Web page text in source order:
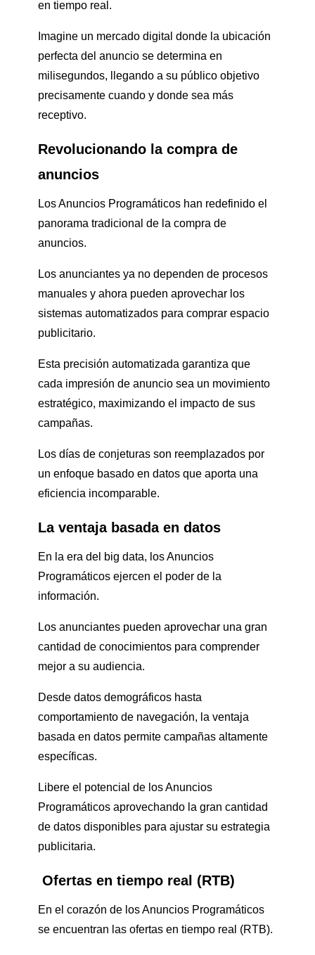
en tiempo real.
Imagine un mercado digital donde la ubicación
perfecta del anuncio se determina en
milisegundos, llegando a su público objetivo
precisamente cuando y donde sea más
receptivo.
Revolucionando la compra de
anuncios
Los Anuncios Programáticos han redefinido el
panorama tradicional de la compra de
anuncios.
Los anunciantes ya no dependen de procesos
manuales y ahora pueden aprovechar los
sistemas automatizados para comprar espacio
publicitario.
Esta precisión automatizada garantiza que
cada impresión de anuncio sea un movimiento
estratégico, maximizando el impacto de sus
campañas.
Los días de conjeturas son reemplazados por
un enfoque basado en datos que aporta una
eficiencia incomparable.
La ventaja basada en datos
En la era del big data, los Anuncios
Programáticos ejercen el poder de la
información.
Los anunciantes pueden aprovechar una gran
cantidad de conocimientos para comprender
mejor a su audiencia.
Desde datos demográficos hasta
comportamiento de navegación, la ventaja
basada en datos permite campañas altamente
específicas.
Libere el potencial de los Anuncios
Programáticos aprovechando la gran cantidad
de datos disponibles para ajustar su estrategia
publicitaria.
Ofertas en tiempo real (RTB)
En el corazón de los Anuncios Programáticos
se encuentran las ofertas en tiempo real (RTB).